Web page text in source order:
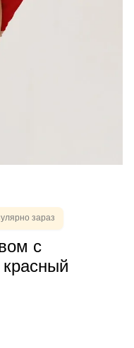
зараз
с
красный